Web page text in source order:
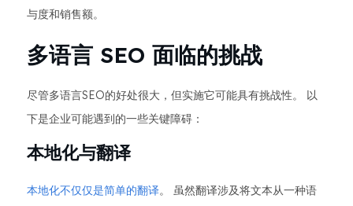
与度和销售额。
多语言 SEO 面临的挑战
尽管多语言SEO的好处很大，但实施它可能具有挑战性。 以
下是企业可能遇到的一些关键障碍：
本地化与翻译
本地化不仅仅是简单的翻译。 虽然翻译涉及将文本从一种语